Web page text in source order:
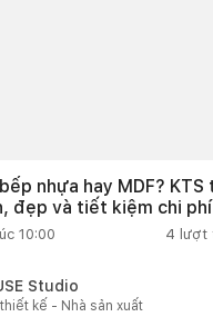
nhựa hay MDF?
đẹp và tiết kiệm chi phí
10:00 4 lượt
Studio
kế - Nhà sản xuất